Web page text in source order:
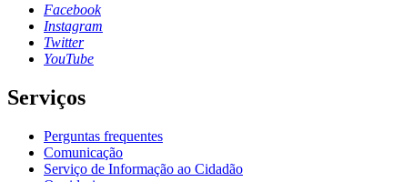
Facebook
Instagram
Twitter
YouTube
Serviços
Perguntas frequentes
Comunicação
Serviço de Informação ao Cidadão